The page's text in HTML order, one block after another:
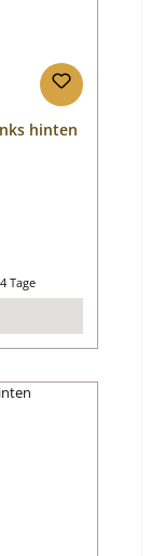
hinten
Tage